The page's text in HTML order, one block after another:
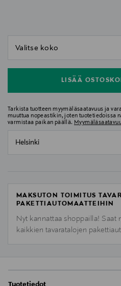
LISÄÄ
Tarkista tuotteen myymäläsaatavuus ja
muuttua nopeastikin, joten tuotetiedoissa
varmistaa paikan päällä.
Helsinki
MAKSUTON TOIMITUS
PAKETTIAUTOMAATTEIHIN
Nyt kannattaa shoppailla!
kaikkien tavaratalojen